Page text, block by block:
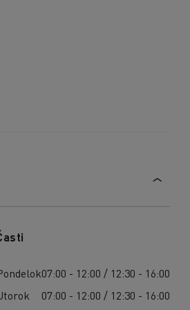
07:00 - 12:00 / 12:30 - 16:00
07:00 - 12:00 / 12:30 - 16:00